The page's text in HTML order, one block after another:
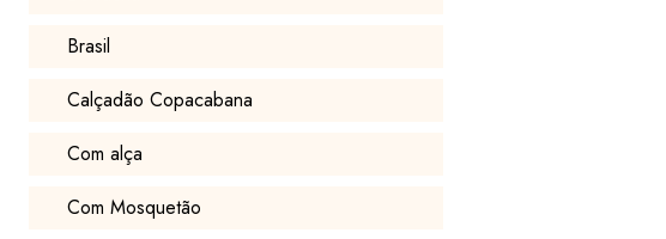
Brasil
Calçadão Copacabana
Com alça
Com Mosquetão